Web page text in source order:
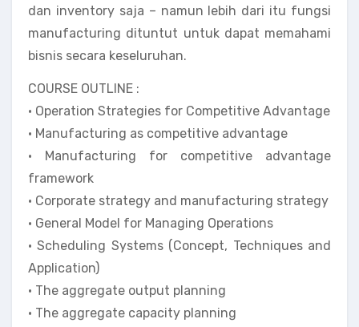
dan inventory saja – namun lebih dari itu fungsi
manufacturing dituntut untuk dapat memahami
bisnis secara keseluruhan.
COURSE OUTLINE :
• Operation Strategies for Competitive Advantage
• Manufacturing as competitive advantage
• Manufacturing for competitive advantage
framework
• Corporate strategy and manufacturing strategy
• General Model for Managing Operations
• Scheduling Systems (Concept, Techniques and
Application)
• The aggregate output planning
• The aggregate capacity planning